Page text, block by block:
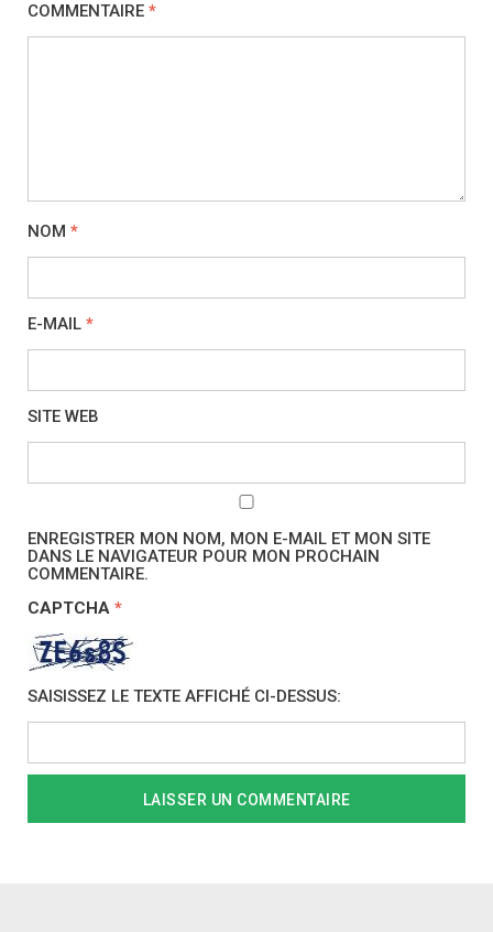
COMMENTAIRE *
NOM *
E-MAIL *
SITE WEB
ENREGISTRER MON NOM, MON E-MAIL ET MON SITE
DANS LE NAVIGATEUR POUR MON PROCHAIN
COMMENTAIRE.
CAPTCHA *
SAISISSEZ LE TEXTE AFFICHÉ CI-DESSUS: